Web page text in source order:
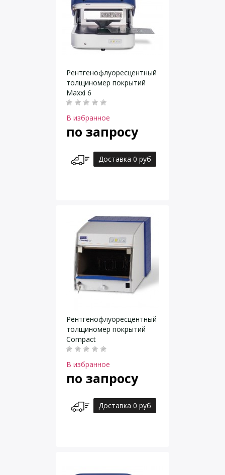
Рентгенофлуоресцентный
толщиномер покрытий
Maxxi 6
В избранное
по запросу
Доставка 0 руб
Рентгенофлуоресцентный
толщиномер покрытий
Compact
В избранное
по запросу
Доставка 0 руб